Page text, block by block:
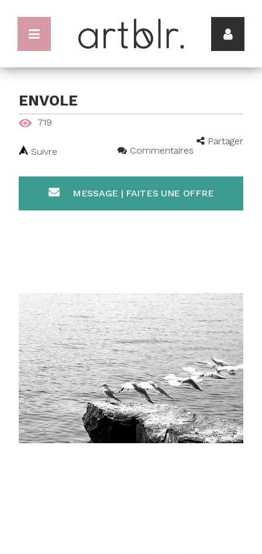
ENVOLE
719
Partager
Suivre
Commentaires
MESSAGE | FAITES UNE OFFRE